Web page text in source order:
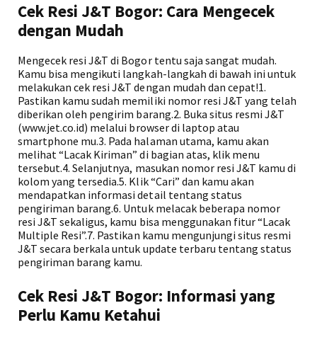
Cek Resi J&T Bogor: Cara Mengecek
dengan Mudah
Mengecek resi J&T di Bogor tentu saja sangat mudah.
Kamu bisa mengikuti langkah-langkah di bawah ini untuk
melakukan cek resi J&T dengan mudah dan cepat!1.
Pastikan kamu sudah memiliki nomor resi J&T yang telah
diberikan oleh pengirim barang.2. Buka situs resmi J&T
(www.jet.co.id) melalui browser di laptop atau
smartphone mu.3. Pada halaman utama, kamu akan
melihat “Lacak Kiriman” di bagian atas, klik menu
tersebut.4. Selanjutnya, masukan nomor resi J&T kamu di
kolom yang tersedia.5. Klik “Cari” dan kamu akan
mendapatkan informasi detail tentang status
pengiriman barang.6. Untuk melacak beberapa nomor
resi J&T sekaligus, kamu bisa menggunakan fitur “Lacak
Multiple Resi”.7. Pastikan kamu mengunjungi situs resmi
J&T secara berkala untuk update terbaru tentang status
pengiriman barang kamu.
Cek Resi J&T Bogor: Informasi yang
Perlu Kamu Ketahui